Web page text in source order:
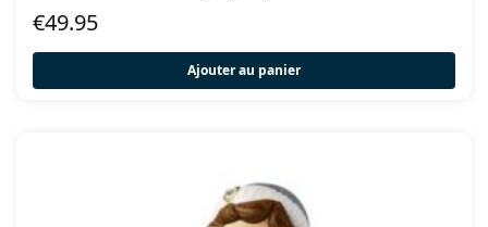
€49.95
Ajouter au panier